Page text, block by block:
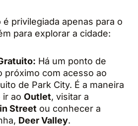
é privilegiada apenas para o
para explorar a cidade:
Há um ponto de
próximo com acesso ao
de Park City. É a maneira
ir ao Outlet, visitar a
Street ou conhecer a
Deer Valley.